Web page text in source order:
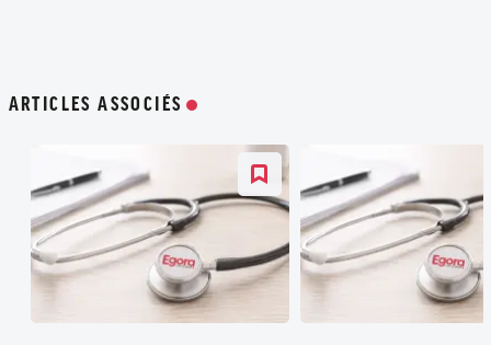
ARTICLES ASSOCIÉS